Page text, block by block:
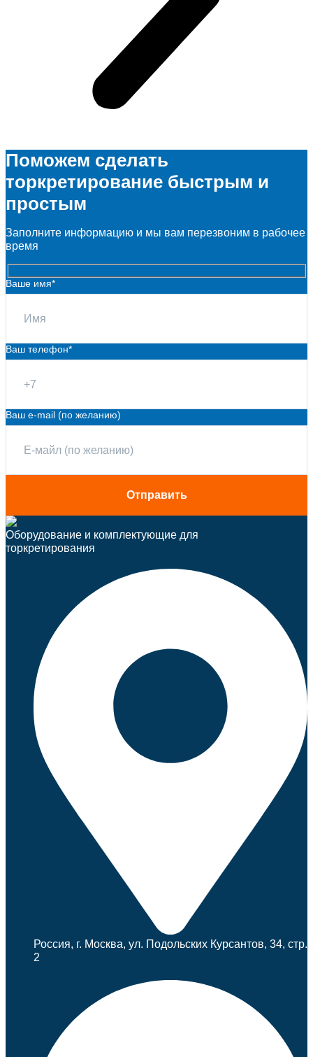
Поможем сделать
торкретирование быстрым и
простым
Заполните информацию и мы вам перезвоним в рабочее
время
Ваше имя*
Ваш телефон*
Ваш e-mail (по желанию)
Оборудование и комплектующие для
торкретирования
Россия, г. Москва, ул. Подольских Курсантов, 34, стр.
2